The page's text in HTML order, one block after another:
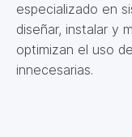
especializado en
diseñar, instalar y
optimizan el uso
innecesarias.